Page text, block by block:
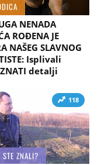
NENADA
ROĐENA JE
NAŠEG SLAVNOG
Isplivali
detalji
118
ZNALI?